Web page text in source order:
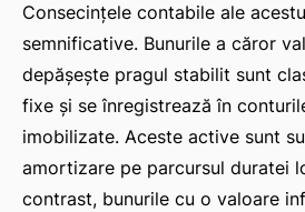
Consecințele contabile ale
semnificative. Bunurile a căror
depășește pragul stabilit sunt
fixe și se înregistrează în
imobilizate. Aceste active sunt
amortizare pe parcursul duratei
contrast, bunurile cu o valoare